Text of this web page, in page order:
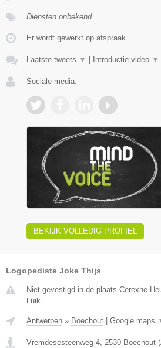
Diensten onbekend
Er wordt gewerkt op afspraak.
Laatste tweets ▼ | Introductie video ▼
Sociale media:
BEKIJK VOLLEDIG PROFIEL
Logopediste Joke Thijs
Niet gevestigd in de plaats Cerexhe
Luik.
Antwerpen » Boechout | Google maps
Vremdesesteenweg 4 2530 Boechout (